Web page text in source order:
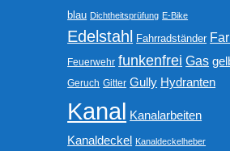
blau Dichtheitsprüfung E-Bike
Edelstahl Fahrradständer
Feuerwehr funkenfrei Gas
Geruch Gitter Gully Hydranten
Kanal Kanalarbeiten
Kanaldeckel Kanaldeckelheber